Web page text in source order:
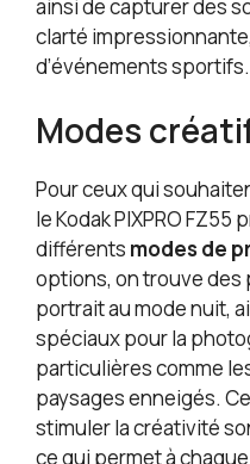
ainsi de capturer des
clarté
d’événements sportifs.
Modes
Pour ceux qui
le Kodak PIXPRO
différents modes de
options, on trouve des
portrait au mode nuit,
spéciaux pour la
particulières comme
paysages enneigés.
stimuler la créativité
ce qui permet à